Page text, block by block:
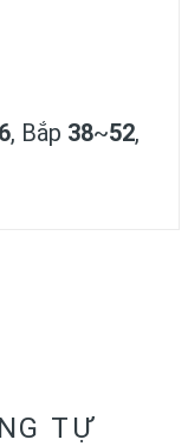
, Bắp 38~52,
TỰ